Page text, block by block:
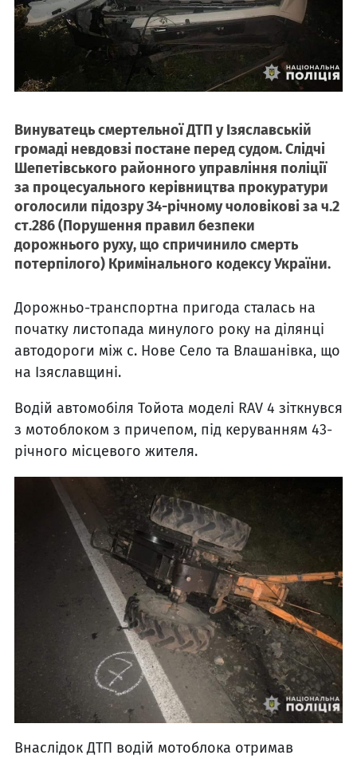
Винуватець смертельної ДТП у Ізяславській
громаді невдовзі постане перед судом. Слідчі
Шепетівського районного управління поліції
за процесуального керівництва прокуратури
оголосили підозру 34-річному чоловікові за ч.2
ст.286 (Порушення правил безпеки
дорожнього руху, що спричинило смерть
потерпілого) Кримінального кодексу України.
Дорожньо-транспортна пригода сталась на
початку листопада минулого року на ділянці
автодороги між с. Нове Село та Влашанівка, що
на Ізяславщині.
Водій автомобіля Тойота моделі RAV 4 зіткнувся
з мотоблоком з причепом, під керуванням 43-
річного місцевого жителя.
Внаслідок ДТП водій мотоблока отримав